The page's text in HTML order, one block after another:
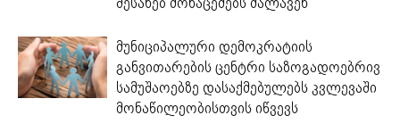
მუნიციპალური დემოკრატიის
განვითარების ცენტრი საზოგადოებრივ
სამუშაოებზე დასაქმებულებს კვლევაში
მონაწილეობისთვის იწვევს